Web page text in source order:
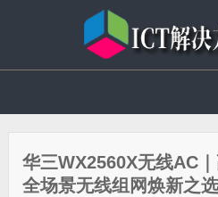
华三WX2560X无线AC
全场景无线组网焕新之选